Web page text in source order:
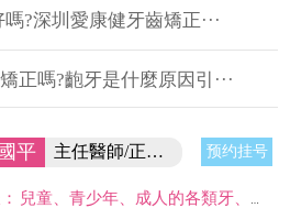
?深圳愛康健牙齒矯正···
正嗎?齙牙是什麼原因引···
平 主任醫師/正畸博士 预约挂号
兒童、青少年、成人的各類牙、頜、面畸形的診斷與治療。